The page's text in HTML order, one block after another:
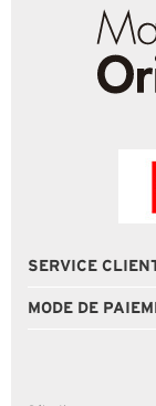
SERVICE
MODE DE